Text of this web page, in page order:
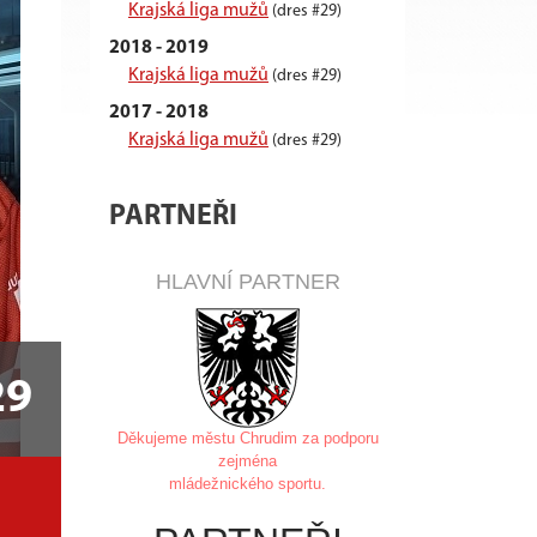
Krajská liga mužů (dres #29)
2018 - 2019
Krajská liga mužů (dres #29)
2017 - 2018
Krajská liga mužů (dres #29)
PARTNEŘI
HLAVNÍ PARTNER
Děkujeme městu Chrudim za podporu
zejména
mládežnického sportu.